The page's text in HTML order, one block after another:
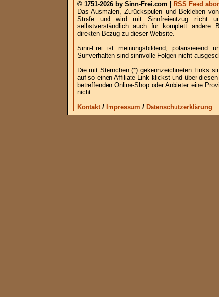
© 1751-2026 by Sinn-Frei.com |
RSS Feed
Das Ausmalen, Zurückspulen und Bekleben
Strafe und wird mit Sinnfreientzug nicht
selbstverständlich auch für komplett andere
direkten Bezug zu dieser Website.
Sinn-Frei ist meinungsbildend, polarisierend
Surfverhalten sind sinnvolle Folgen nicht
Die mit Sternchen (*) gekennzeichneten Links
auf so einen Affiliate-Link klickst und über
betreffenden Online-Shop oder Anbieter eine
nicht.
Kontakt/ Impressum / Datenschutzerklärung